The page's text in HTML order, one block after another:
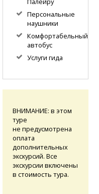
Персональные
наушники
Комфортабельный
автобус
Услуги гида
ВНИМАНИЕ: в этом
туре
не предусмотрена
оплата
дополнительных
экскурсий. Все
экскурсии включены
в стоимость тура.